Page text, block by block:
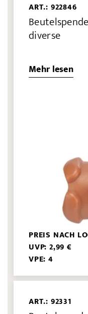
ART.: 922846
diverse
Mehr lesen
PREIS NACH
UVP: 2,99 €
VPE: 4
ART.: 92331